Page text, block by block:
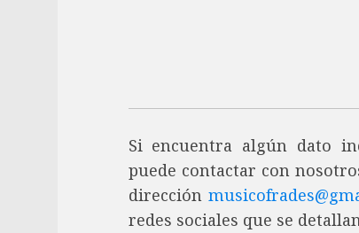
Si encuentra algún dato
puede contactar con
dirección
redes sociales que se